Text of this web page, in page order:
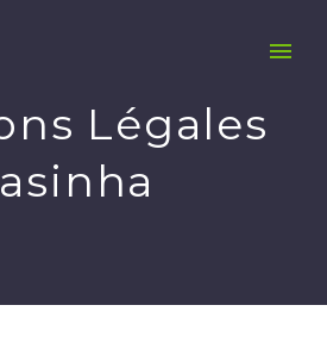
Légales